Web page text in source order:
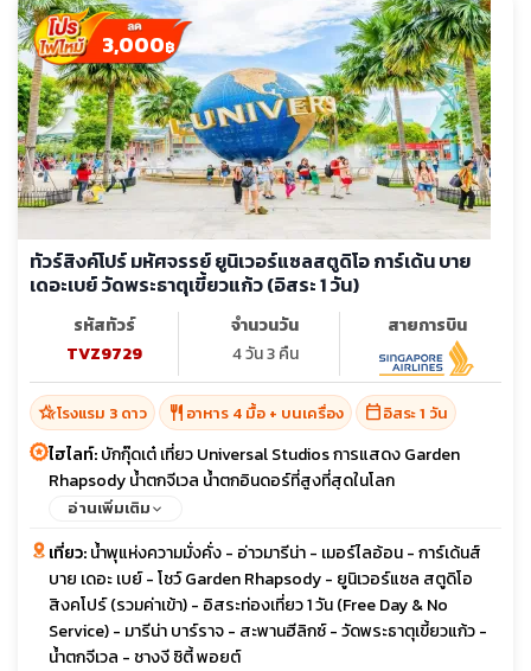
3,000฿
ทัวร์สิงค์โปร์ มหัศจรรย์ ยูนิเวอร์แซลสตูดิโอ การ์เด้น บาย
เดอะเบย์ วัดพระธาตุเขี้ยวแก้ว (อิสระ 1 วัน)
รหัสทัวร์
TVZ9729
จำนวนวัน
4 วัน 3 คืน
สายการบิน
hotel_classโรงแรม 3 ดาว restaurant อาหาร 4 มื้อ + บนเครื่อง calendar_todayอิสระ 1 วัน
ไฮไลท์:บักกุ๊ดเต๋ เที่ยว Universal Studios การแสดง Garden
Rhapsody น้ำตกจีเวล น้ำตกอินดอร์ที่สูงที่สุดในโลก
อ่านเพิ่มเติม
เที่ยว:น้ำพุแห่งความมั่งคั่ง - อ่าวมารีน่า - เมอร์ไลอ้อน - การ์เด้นส์
บาย เดอะ เบย์ - โชว์ Garden Rhapsody - ยูนิเวอร์แซล สตูดิโอ
สิงคโปร์ (รวมค่าเข้า) - อิสระท่องเที่ยว 1 วัน (Free Day & No
Service) - มารีน่า บาร์ราจ - สะพานฮีลิกซ์ - วัดพระธาตุเขี้ยวแก้ว -
น้ำตกจีเวล - ชางงี ซิตี้ พอยต์